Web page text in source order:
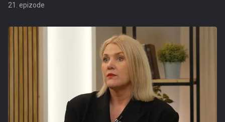
21. epizode